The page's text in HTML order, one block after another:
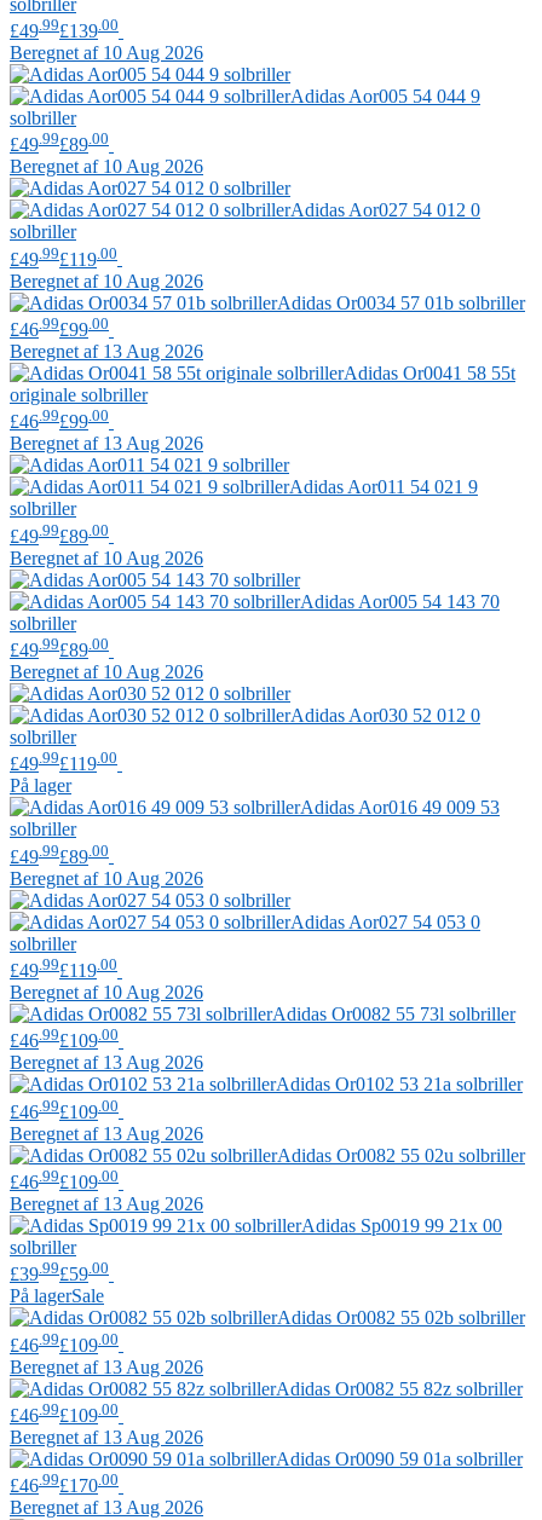
£49 .99£139 .00
Beregnet af 10 Aug 2026
Adidas Aor005 54 044 9
solbriller
£49.99£89.00
Beregnet af 10 Aug 2026
AdidasAor027 54 012 0
solbriller
£49 .99£119 .00
Beregnet af 10 Aug 2026
Adidas Or0034 57 01b solbriller
£46 .99£99 .00
Beregnet af 13 Aug 2026
Adidas Or0041 58 55t
originale solbriller
£46.99£99.00
Beregnet af 13 Aug 2026
AdidasAor011 54 021 9
solbriller
£49 .99£89 .00
Beregnet af 10 Aug 2026
Adidas Aor005 54 143 70
solbriller
£49 .99£89 .00
Beregnet af 10 Aug 2026
Adidas Aor030 52 012 0
solbriller
£49.99£119.00
På lager
AdidasAor016 49 009 53
solbriller
£49 .99£89 .00
Beregnet af 10 Aug 2026
Adidas Aor027 54 053 0
solbriller
£49 .99£119 .00
Beregnet af 10 Aug 2026
Adidas Or0082 55 73l solbriller
£46.99£109.00
Beregnet af 13 Aug 2026
Adidas Or0102 53 21a solbriller
£46 .99£109 .00
Beregnet af 13 Aug 2026
Adidas Or0082 55 02u solbriller
£46 .99£109 .00
Beregnet af 13 Aug 2026
Adidas Sp0019 99 21x 00
solbriller
£39.99£59.00
På lagerSale
Adidas Or0082 55 02b solbriller
£46 .99£109 .00
Beregnet af 13 Aug 2026
Adidas Or0082 55 82z solbriller
£46 .99£109 .00
Beregnet af 13 Aug 2026
Adidas Or0090 59 01a solbriller
£46.99£170.00
Beregnet af 13 Aug 2026